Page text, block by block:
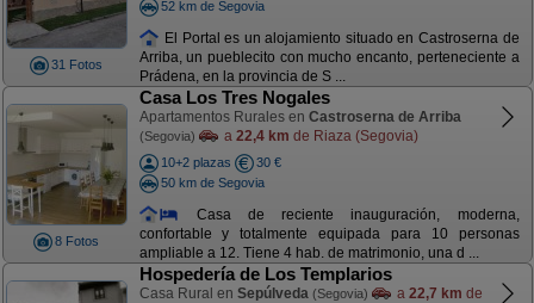
31 Fotos
52 km de Segovia
El Portal es un alojamiento situado en Castroserna de
Arriba, un pueblecito con mucho encanto, perteneciente a
Prádena, en la provincia de S ...
8 Fotos
Casa Los Tres Nogales
Apartamentos Rurales en Castroserna de Arriba
(Segovia) a 22,4 km de Riaza (Segovia)
10+2 plazas
30 €
50 km de Segovia
Casa de reciente inauguración, moderna,
confortable y totalmente equipada para 10 personas
ampliable a 12. Tiene 4 hab. de matrimonio, una d ...
Hospedería de Los Templarios
Casa Rural en Sepúlveda (Segovia) a 22,7 km de